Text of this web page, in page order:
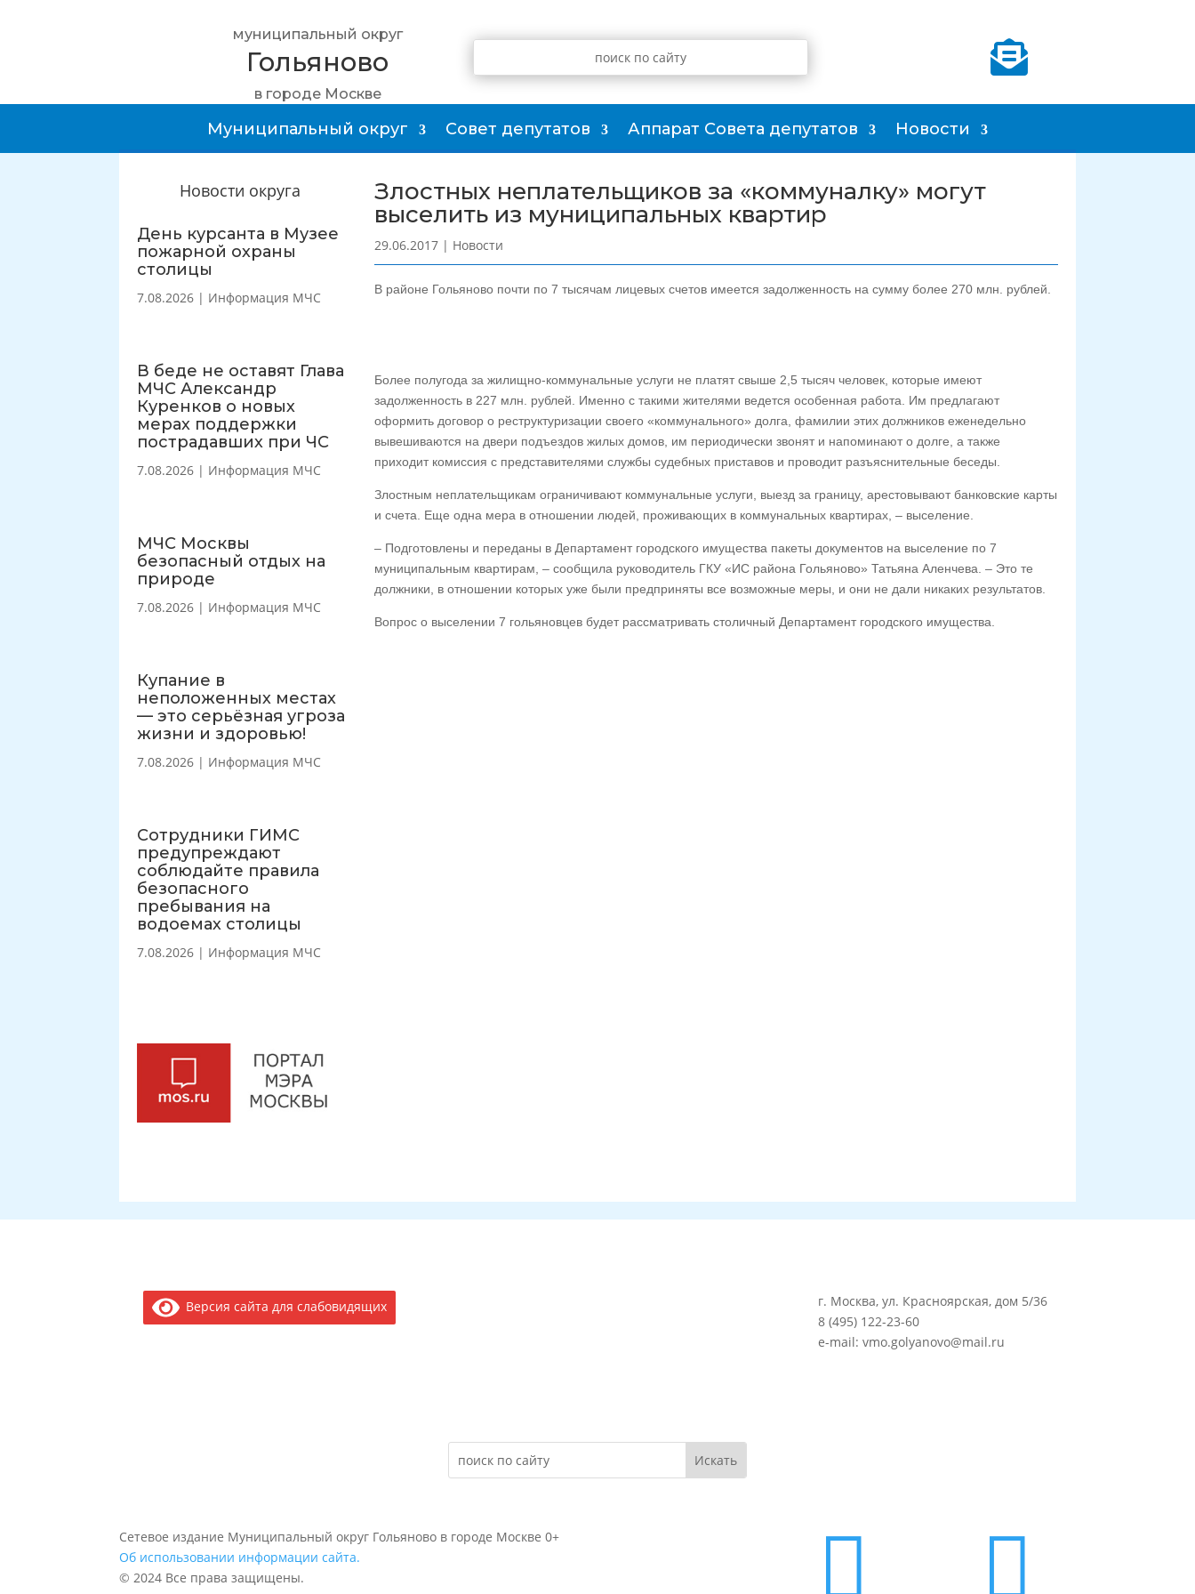
муниципальный округ
Гольяново
в городе Москве

Муниципальный округ Совет депутатов Аппарат Совета депутатов Новости
Новости округа
День курсанта в Музее
пожарной охраны
столицы
7.08.2026 | Информация МЧС
В беде не оставят Глава
МЧС Александр
Куренков о новых
мерах поддержки
пострадавших при ЧС
7.08.2026 | Информация МЧС
МЧС Москвы
безопасный отдых на
природе
7.08.2026 | Информация МЧС
Купание в
неположенных местах
— это серьёзная угроза
жизни и здоровью!
7.08.2026 | Информация МЧС
Сотрудники ГИМС
предупреждают
соблюдайте правила
безопасного
пребывания на
водоемах столицы
7.08.2026 | Информация МЧС
Злостных неплательщиков за «коммуналку» могут
выселить из муниципальных квартир
29.06.2017| Новости
В районе Гольяново почти по 7 тысячам лицевых счетов имеется задолженность на сумму более 270 млн. рублей.
Более полугода за жилищно-коммунальные услуги не платят свыше 2,5 тысяч человек, которые имеют
задолженность в 227 млн. рублей. Именно с такими жителями ведется особенная работа. Им предлагают
оформить договор о реструктуризации своего «коммунального» долга, фамилии этих должников еженедельно
вывешиваются на двери подъездов жилых домов, им периодически звонят и напоминают о долге, а также
приходит комиссия с представителями службы судебных приставов и проводит разъяснительные беседы.
Злостным неплательщикам ограничивают коммунальные услуги, выезд за границу, арестовывают банковские карты
и счета. Еще одна мера в отношении людей, проживающих в коммунальных квартирах, – выселение.
– Подготовлены и переданы в Департамент городского имущества пакеты документов на выселение по 7
муниципальным квартирам, – сообщила руководитель ГКУ «ИС района Гольяново» Татьяна Аленчева. – Это те
должники, в отношении которых уже были предприняты все возможные меры, и они не дали никаких результатов.
Вопрос о выселении 7 гольяновцев будет рассматривать столичный Департамент городского имущества.
Версия сайта для слабовидящих
г. Москва, ул. Красноярская, дом 5/36
8 (495) 122-23-60
e-mail: vmo.golyanovo@mail.ru
Сетевое издание Муниципальный округ Гольяново в городе Москве 0+
Об использовании информации сайта.
© 2024 Все права защищены.
 